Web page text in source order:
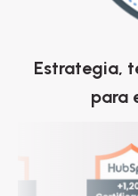
Estrategia,
para